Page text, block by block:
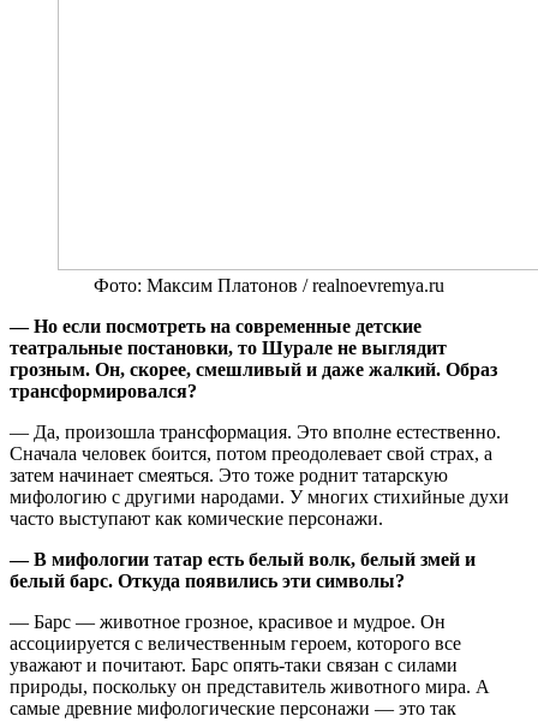
Фото: Максим Платонов / realnoevremya.ru
— Но если посмотреть на современные детские
театральные постановки, то Шурале не выглядит
грозным. Он, скорее, смешливый и даже жалкий. Образ
трансформировался?
— Да, произошла трансформация. Это вполне естественно.
Сначала человек боится, потом преодолевает свой страх, а
затем начинает смеяться. Это тоже роднит татарскую
мифологию с другими народами. У многих стихийные духи
часто выступают как комические персонажи.
— В мифологии татар есть белый волк, белый змей и
белый барс. Откуда появились эти символы?
— Барс — животное грозное, красивое и мудрое. Он
ассоциируется с величественным героем, которого все
уважают и почитают. Барс опять-таки связан с силами
природы, поскольку он представитель животного мира. А
самые древние мифологические персонажи — это так